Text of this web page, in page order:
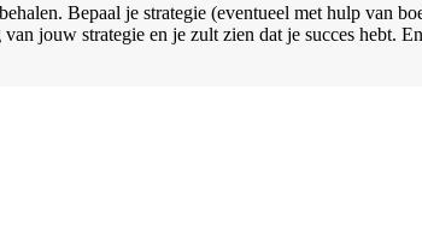
Bepaal je strategie (eventueel met hulp van
jouw strategie en je zult zien dat je succes hebt.